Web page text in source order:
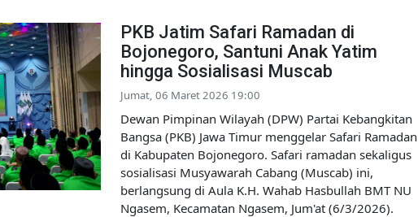
PKB Jatim Safari Ramadan di
Bojonegoro, Santuni Anak Yatim
hingga Sosialisasi Muscab
Jumat, 06 Maret 2026 19:00
Dewan Pimpinan Wilayah (DPW) Partai Kebangkitan
Bangsa (PKB) Jawa Timur menggelar Safari Ramadan
di Kabupaten Bojonegoro. Safari ramadan sekaligus
sosialisasi Musyawarah Cabang (Muscab) ini,
berlangsung di Aula K.H. Wahab Hasbullah BMT NU
Ngasem, Kecamatan Ngasem, Jum'at (6/3/2026).